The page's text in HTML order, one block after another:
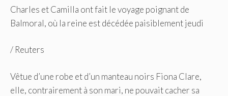
Charles et Camilla ont fait le voyage poignant de
Balmoral, où la reine est décédée paisiblement jeudi
/ Reuters
Vêtue d’une robe et d’un manteau noirs Fiona Clare,
elle, contrairement à son mari, ne pouvait cacher sa